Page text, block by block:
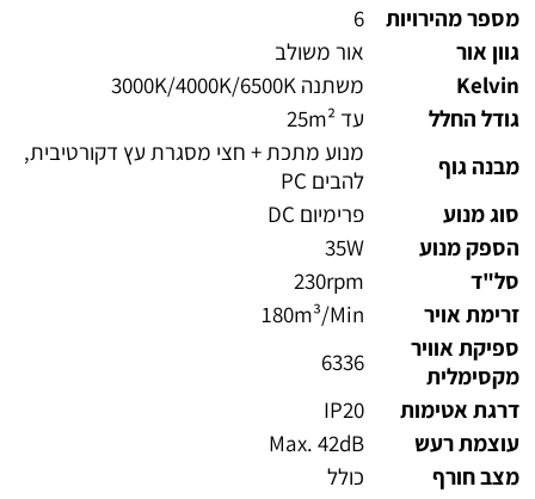
מספר מהירויות
6
גוון אור
אור משולב
Kelvin
משתנה 3000K/4000K/6500K
גודל החלל
עד 25m²
מבנה גוף
מנוע מתכת + חצי מסגרת עץ דקורטיבית,
להבים PC
סוג מנוע
פרימיום DC
הספק מנוע
35W
סל"ד
230rpm
זרימת אויר
180m³/Min
ספיקת אוויר
מקסימלית
6336
דרגת אטימות
IP20
עוצמת רעש
Max. 42dB
מצב חורף
כולל